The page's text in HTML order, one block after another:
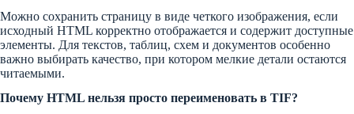
Можно сохранить страницу в виде четкого изображения, если
исходный HTML корректно отображается и содержит доступные
элементы. Для текстов, таблиц, схем и документов особенно
важно выбирать качество, при котором мелкие детали остаются
читаемыми.
Почему HTML нельзя просто переименовать в TIF?